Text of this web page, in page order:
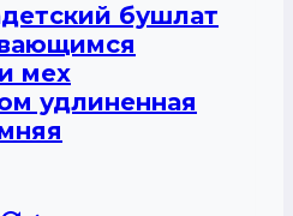
бушлат
мех
удлиненная